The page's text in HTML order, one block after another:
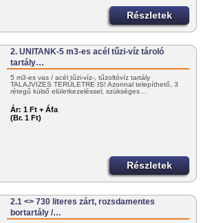
Részletek
2. UNITANK-5 m3-es acél tűzi-víz tároló
tartály…
5 m3-es vas / acél tűzi-víz-, tűzoltóvíz tartály
TALAJVIZES TERÜLETRE IS! Azonnal telepíthető, 3
rétegű külső elületkezeléssel, szükséges…
Ár: 1 Ft + Áfa
(Br. 1 Ft)
Részletek
2.1 <> 730 literes zárt, rozsdamentes
bortartály /…